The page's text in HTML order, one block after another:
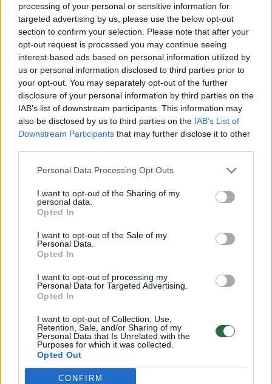
processing of your personal or sensitive information for
targeted advertising by us, please use the below opt-out
section to confirm your selection. Please note that after your
opt-out request is processed you may continue seeing
interest-based ads based on personal information utilized by
us or personal information disclosed to third parties prior to
your opt-out. You may separately opt-out of the further
disclosure of your personal information by third parties on the
IAB’s list of downstream participants. This information may
also be disclosed by us to third parties on the IAB’s List of
Downstream Participants that may further disclose it to other
Personal Data Processing Opt Outs
I want to opt-out of the Sharing of my
personal data.
Opted In
I want to opt-out of the Sale of my
Personal Data.
Opted In
I want to opt-out of processing my
Personal Data for Targeted Advertising.
Opted In
I want to opt-out of Collection, Use,
Retention, Sale, and/or Sharing of my
Personal Data that Is Unrelated with the
Purposes for which it was collected.
Opted Out
CONFIRM
A lygos organizatoriai nutarė iš
aukščiausiosios lygos išmesti Tauragės
„Tauro“ komandą, praėjusį sezoną užėmusią
paskutinę vietą.
Ją sportiniu keliu pakeitė „Granito“
futbolininkai, kurie pernai laimėjo I lygos
vietą užėmęs Kėdainių „Nevėžis“ žaisti A
lygoje nenorėjo – nepataikė prašymo.
Neseniai buvo kalbama, kad A lygoje gali
rungtyniauti Kauno „Spyrio“ komanda. Jai
buvo suteikta A lygos licencija, tačiau
organizatoriai nutarė nepriimti ekipos, kuri I
lygoje buvo tik vidutiniokė.
2014 metų A lygos sezone bus žaidžiami 36